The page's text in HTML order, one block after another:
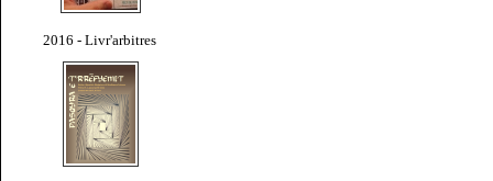
2016 - Livr'arbitres